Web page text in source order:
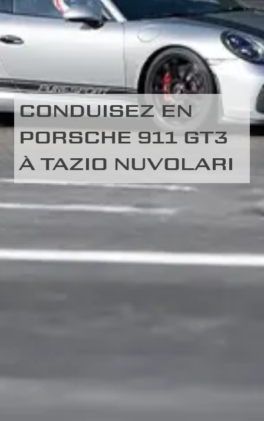
CONDUISEZ EN
PORSCHE 911 GT3
À TAZIO NUVOLARI